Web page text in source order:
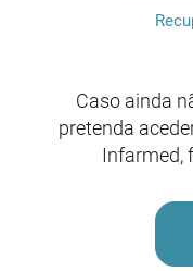
Caso ainda
pretenda
Infarmed,